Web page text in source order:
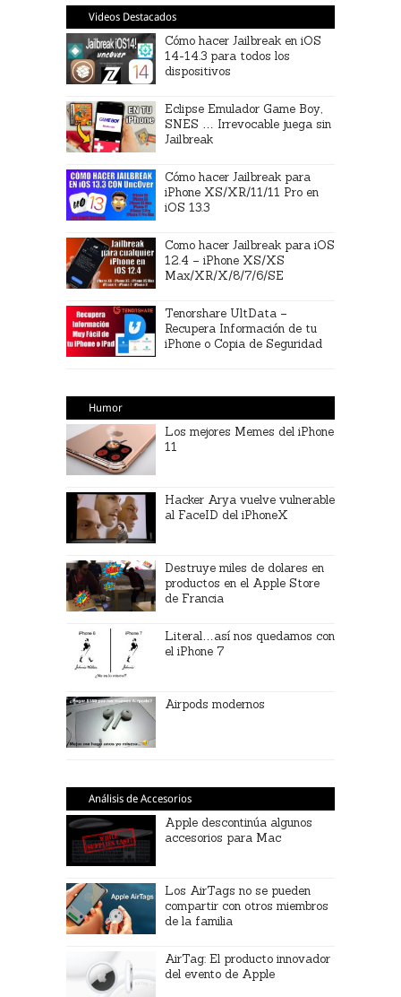
Videos Destacados
Cómo hacer Jailbreak en iOS
14-14.3 para todos los
dispositivos
Eclipse Emulador Game Boy,
SNES … Irrevocable juega sin
Jailbreak
Cómo hacer Jailbreak para
iPhone XS/XR/11/11 Pro en
iOS 13.3
Como hacer Jailbreak para iOS
12.4 – iPhone XS/XS
Max/XR/X/8/7/6/SE
Tenorshare UltData –
Recupera Información de tu
iPhone o Copia de Seguridad
Humor
Los mejores Memes del iPhone
11
Hacker Arya vuelve vulnerable
al FaceID del iPhoneX
Destruye miles de dolares en
productos en el Apple Store
de Francia
Literal…así nos quedamos con
el iPhone 7
Airpods modernos
Análisis de Accesorios
Apple descontinúa algunos
accesorios para Mac
Los AirTags no se pueden
compartir con otros miembros
de la familia
AirTag: El producto innovador
del evento de Apple